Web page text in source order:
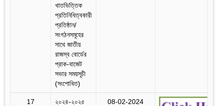
খাতভিত্তিক
প্রতিনিধিত্বকারী
প্রতিষ্ঠান/
সংগঠনসমূহের
সাথে জাতীয়
রাজস্ব বোর্ডের
প্রাক-বাজেট
সভার সময়সূচী
(সংশোধিত)
17
২০২৪-২০২৫
08-02-2024